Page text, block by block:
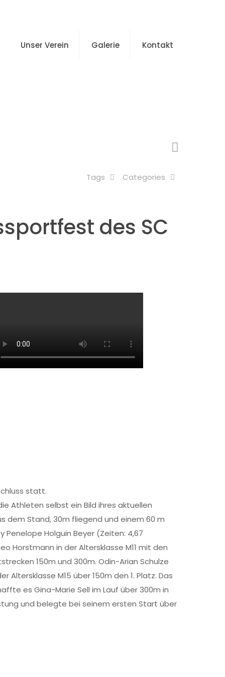
Unser Verein Galerie Kontakt
Categories
Tags
des SC
statt.
Athleten selbst ein Bild ihres aktuellen
dem Stand, 30m fliegend und einem 60 m
Penelope Holguin Beyer (Zeiten: 4,67
Horstmann in der Altersklasse M11 mit den
150m und 300m. Odin-Arian Schulze
M15 über 150m den 1. Platz. Das
es Gina-Marie Sell im Lauf über 300m in
und belegte bei seinem ersten Start über